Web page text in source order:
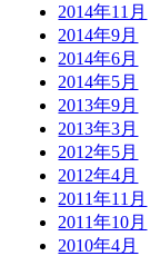
2014年11月
2014年9月
2014年6月
2014年5月
2013年9月
2013年3月
2012年5月
2012年4月
2011年11月
2011年10月
2010年4月